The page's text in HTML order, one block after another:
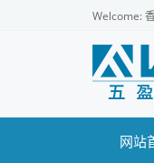
Welcome:
网站